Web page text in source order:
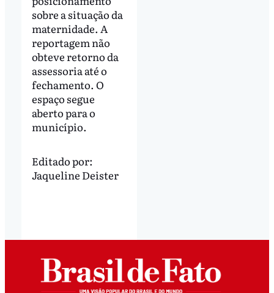
sobre a situação da
maternidade. A
reportagem não
obteve retorno da
assessoria até o
fechamento. O
espaço segue
aberto para o
município.
Editado por:
Jaqueline Deister